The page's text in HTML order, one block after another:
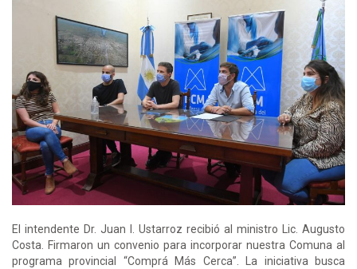
El intendente Dr. Juan I. Ustarroz recibió al ministro Lic. Augusto
Costa. Firmaron un convenio para incorporar nuestra Comuna al
programa provincial “Comprá Más Cerca”. La iniciativa busca